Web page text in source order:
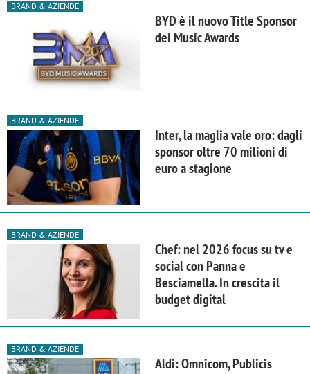
BRAND & AZIENDE
BYD è il nuovo Title Sponsor
dei Music Awards
BRAND & AZIENDE
Inter, la maglia vale oro: dagli
sponsor oltre 70 milioni di
euro a stagione
BRAND & AZIENDE
Chef: nel 2026 focus su tv e
social con Panna e
Besciamella. In crescita il
budget digital
BRAND & AZIENDE
Aldi: Omnicom, Publicis